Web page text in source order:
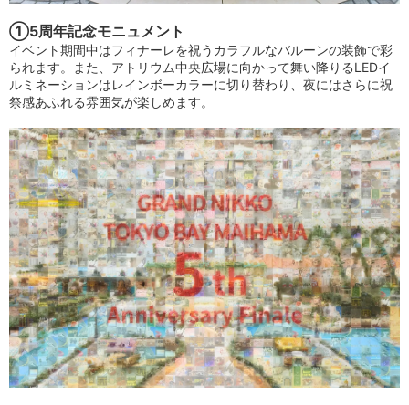
①5周年記念モニュメント
イベント期間中はフィナーレを祝うカラフルなバルーンの装飾で彩
られます。また、アトリウム中央広場に向かって舞い降りるLEDイ
ルミネーションはレインボーカラーに切り替わり、夜にはさらに祝
祭感あふれる雰囲気が楽しめます。